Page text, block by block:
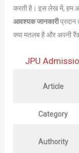
करती है। इस लेख में, हम
आवश्यक जानकारीप्रदान
क्या मतलब है और अपनी
JPU
Article
Category
Authority